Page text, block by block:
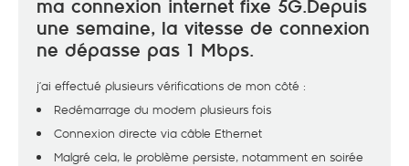
ma connexion internet fixe 5G.Depuis
une semaine, la vitesse de connexion
ne dépasse pas 1 Mbps.
j’ai effectué plusieurs vérifications de mon côté :
Redémarrage du modem plusieurs fois
Connexion directe via câble Ethernet
Malgré cela, le problème persiste, notamment en soirée